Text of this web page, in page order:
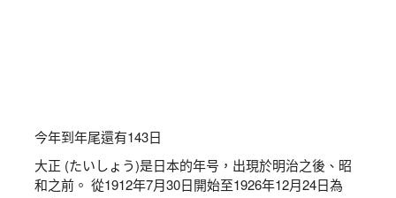
今年到年尾還有143日
大正 (たいしょう)是日本的年号，出現於明治之後、昭
和之前。 從1912年7月30日開始至1926年12月24日為